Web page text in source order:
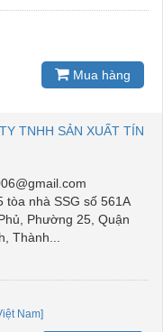
Mua hàng
TNHH SẢN XUẤT TÍN
tòa nhà SSG số 561A
Phường 25, Quận
Thành...
Nam]